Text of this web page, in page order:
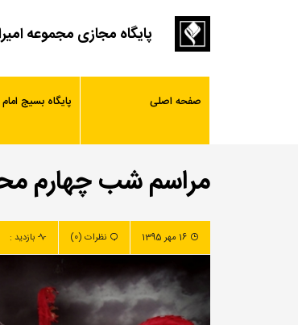
پایگاه مجازی مجموعه
صفحه اصلی پایگاه بسیج
مراسم شب چهارم محرم
16 مهر 1395 نظرات (0) بازدید :